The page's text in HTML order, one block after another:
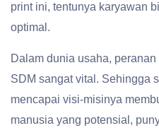
print ini, tentunya karyawan
optimal.
Dalam dunia usaha,
SDM sangat vital. Sehingga
mencapai visi-misinya
manusia yang potensial,